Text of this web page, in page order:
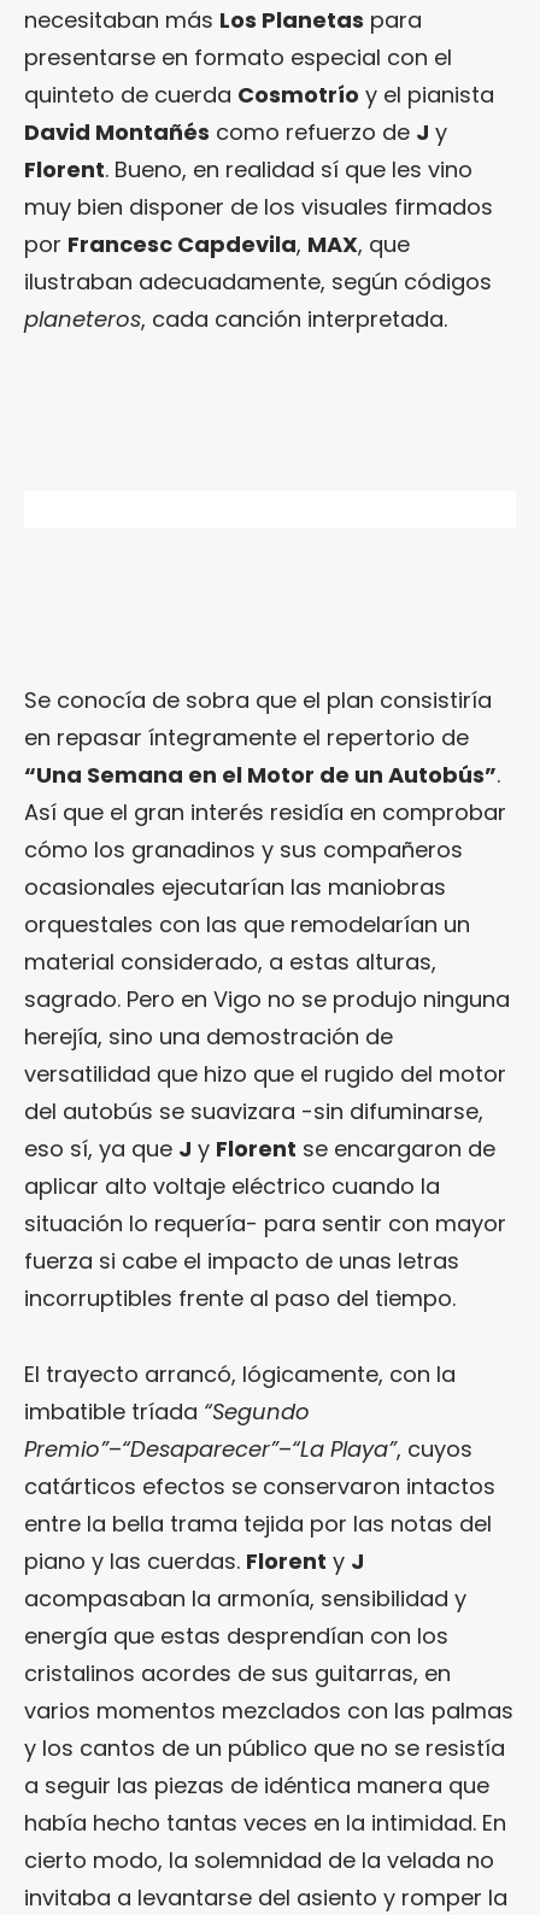
necesitaban más Los Planetas para
presentarse en formato especial con el
quinteto de cuerda Cosmotrío y el pianista
David Montañés como refuerzo de J y
Florent. Bueno, en realidad sí que les vino
muy bien disponer de los visuales firmados
por Francesc Capdevila, MAX, que
ilustraban adecuadamente, según códigos
planeteros, cada canción interpretada.
Se conocía de sobra que el plan consistiría
en repasar íntegramente el repertorio de
“Una Semana en el Motor de un Autobús”.
Así que el gran interés residía en comprobar
cómo los granadinos y sus compañeros
ocasionales ejecutarían las maniobras
orquestales con las que remodelarían un
material considerado, a estas alturas,
sagrado. Pero en Vigo no se produjo ninguna
herejía, sino una demostración de
versatilidad que hizo que el rugido del motor
del autobús se suavizara -sin difuminarse,
eso sí, ya que J y Florent se encargaron de
aplicar alto voltaje eléctrico cuando la
situación lo requería- para sentir con mayor
fuerza si cabe el impacto de unas letras
incorruptibles frente al paso del tiempo.
El trayecto arrancó, lógicamente, con la
imbatible tríada “Segundo
Premio”–“Desaparecer”–“La Playa”, cuyos
catárticos efectos se conservaron intactos
entre la bella trama tejida por las notas del
piano y las cuerdas. Florent y J
acompasaban la armonía, sensibilidad y
energía que estas desprendían con los
cristalinos acordes de sus guitarras, en
varios momentos mezclados con las palmas
y los cantos de un público que no se resistía
a seguir las piezas de idéntica manera que
había hecho tantas veces en la intimidad. En
cierto modo, la solemnidad de la velada no
invitaba a levantarse del asiento y romper la